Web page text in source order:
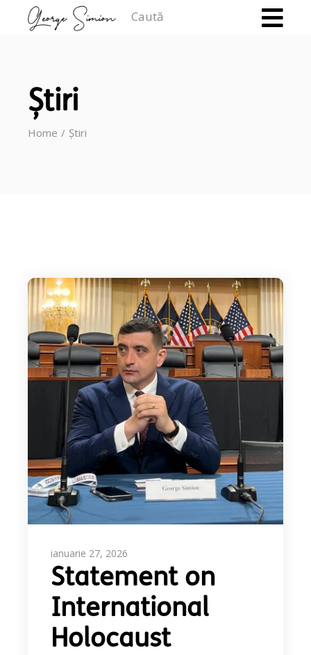
Știri
Home Știri
ianuarie 27, 2026
Statement on
International
Holocaust